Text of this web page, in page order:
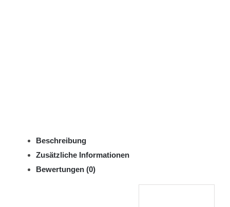
Beschreibung
Zusätzliche Informationen
Bewertungen (0)